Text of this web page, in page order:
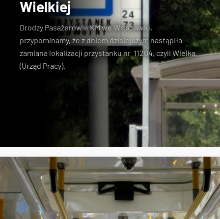
Wielkiej
Drodzy Pasażerowie KM we Wrocławiu,
przypominamy, że z dniem dzisiejszym nastąpiła
zamiana lokalizacji przystanku nr 11204, czyli Wielka
(Urząd Pracy).